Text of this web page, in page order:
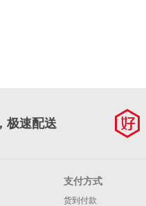
极速配送
支付方式
货到付款